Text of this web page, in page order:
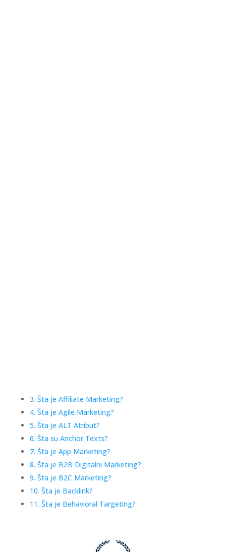
3. Šta je Affiliate Marketing?
4. Šta je Agile Marketing?
5. Šta je ALT Atribut?
6. Šta su Anchor Texts?
7. Šta je App Marketing?
8. Šta je B2B Digitalni Marketing?
9. Šta je B2C Marketing?
10. Šta je Backlink?
11. Šta je Behavioral Targeting?